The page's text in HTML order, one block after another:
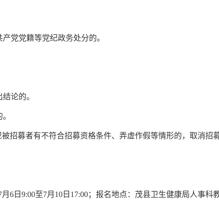
党党籍等党纪政务处分的。
论的。
招募者有不符合招募资格条件、弄虚作假等情形的，取消招
月 6日9:00至7月10日 17:00；报名地点： 茂县卫生健康局人事科